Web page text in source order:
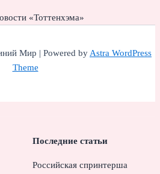
«Тоттенхэма»
Мир | Powered byAstra WordPress
Theme
Последние статьи
Российская спринтерша